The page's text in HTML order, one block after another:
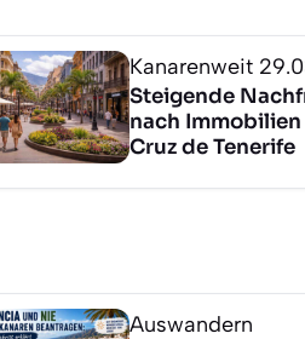
Kanarenweit
Steigende
nach Immobilien
Cruz de Tenerife
Auswandern